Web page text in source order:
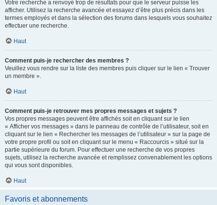
Votre recherche a renvoyé trop de résultats pour que le serveur puisse les
afficher. Utilisez la recherche avancée et essayez d’être plus précis dans les
termes employés et dans la sélection des forums dans lesquels vous souhaitez
effectuer une recherche.
Haut
Comment puis-je rechercher des membres ?
Veuillez vous rendre sur la liste des membres puis cliquer sur le lien « Trouver
un membre ».
Haut
Comment puis-je retrouver mes propres messages et sujets ?
Vos propres messages peuvent être affichés soit en cliquant sur le lien
« Afficher vos messages » dans le panneau de contrôle de l’utilisateur, soit en
cliquant sur le lien « Rechercher les messages de l’utilisateur » sur la page de
votre propre profil ou soit en cliquant sur le menu « Raccourcis » situé sur la
partie supérieure du forum. Pour effectuer une recherche de vos propres
sujets, utilisez la recherche avancée et remplissez convenablement les options
qui vous sont disponibles.
Haut
Favoris et abonnements